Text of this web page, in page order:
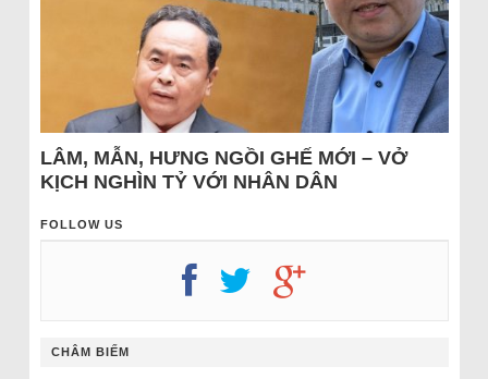
LÂM, MẪN, HƯNG NGỒI GHẾ MỚI – VỞ
KỊCH NGHÌN TỶ VỚI NHÂN DÂN
FOLLOW US
CHÂM BIẾM